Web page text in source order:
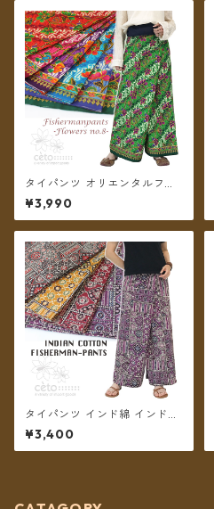
タイパンツ オリエンタルフラ
ワー 6カラー リゾパン No.8
ロング丈【メール便送料無
料】
¥3,990
タイパンツ インド綿 インド更
紗 no.5 アジアンパッチワーク
風プリント 4カラー ロング丈
【メール便送料無料】
¥3,400